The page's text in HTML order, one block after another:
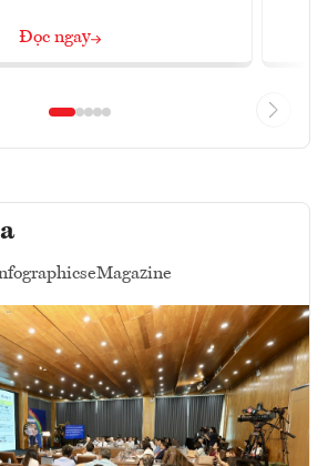
Đọc ngay
eMagazine